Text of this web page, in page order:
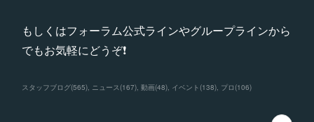
もしくはフォーラム公式ラインやグループラインから
でもお気軽にどうぞ❗️
スタッフブログ(565) ニュース(167) 動画(48) イベント (138) プロ (106)